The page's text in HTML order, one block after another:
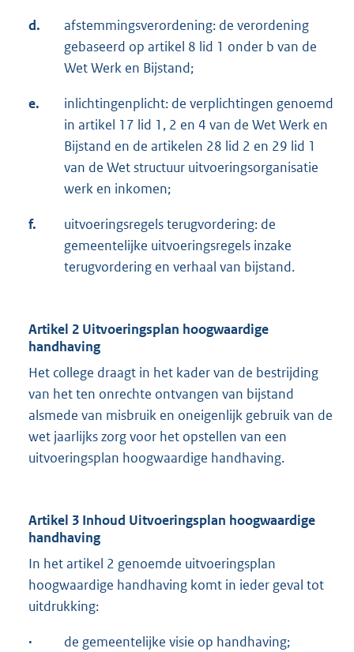
d.
afstemmingsverordening: de verordening
gebaseerd op artikel 8 lid 1 onder b van de
Wet Werk en Bijstand;
e.
inlichtingenplicht: de verplichtingen genoemd
in artikel 17 lid 1, 2 en 4 van de Wet Werk en
Bijstand en de artikelen 28 lid 2 en 29 lid 1
van de Wet structuur uitvoeringsorganisatie
werk en inkomen;
f.
uitvoeringsregels terugvordering: de
gemeentelijke uitvoeringsregels inzake
terugvordering en verhaal van bijstand.
Artikel 2 Uitvoeringsplan hoogwaardige
handhaving
Het college draagt in het kader van de bestrijding
van het ten onrechte ontvangen van bijstand
alsmede van misbruik en oneigenlijk gebruik van de
wet jaarlijks zorg voor het opstellen van een
uitvoeringsplan hoogwaardige handhaving.
Artikel 3 Inhoud Uitvoeringsplan hoogwaardige
handhaving
In het artikel 2 genoemde uitvoeringsplan
hoogwaardige handhaving komt in ieder geval tot
uitdrukking:
· de gemeentelijke visie op handhaving;